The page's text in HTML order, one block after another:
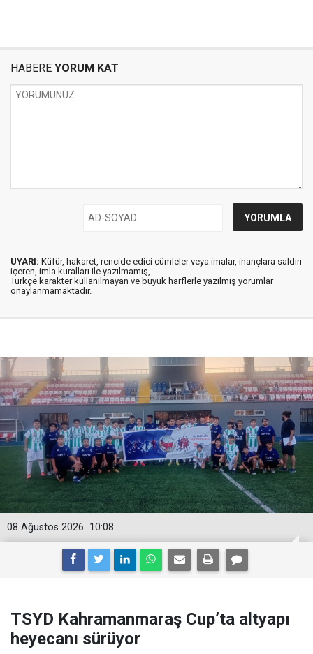
HABERE YORUM KAT
UYARI: Küfür, hakaret, rencide edici cümleler veya imalar, inançlara saldırı
içeren, imla kuralları ile yazılmamış,
Türkçe karakter kullanılmayan ve büyük harflerle yazılmış yorumlar
onaylanmamaktadır.
10:08
08 Ağustos 2026
TSYD Kahramanmaraş Cup’ta altyapı
heyecanı sürüyor